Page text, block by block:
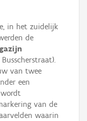
in het zuidelijk
de
van twee
een
wordt
van de
waarin